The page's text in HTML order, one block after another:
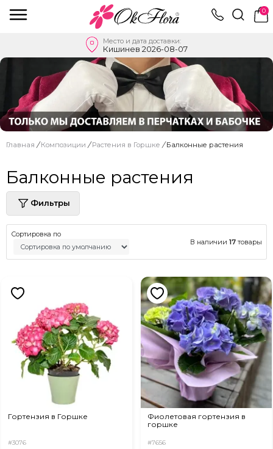
0
Место и дата доставки:
Кишинев 2026-08-07
Главная / Композиции / Растения в Горшке / Балконные растения
Балконные растения
Фильтры
Сортировка по
В наличии 17 товары
Гортензия в Горшке
#3076
Фиолетовая гортензия в
горшке
#7656